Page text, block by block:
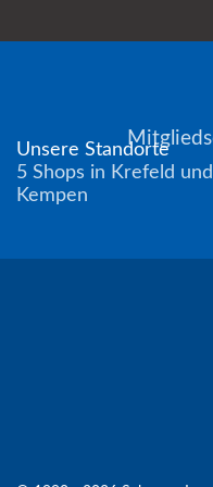
Unsere Standorte
5 Shops in Krefeld und
Kempen